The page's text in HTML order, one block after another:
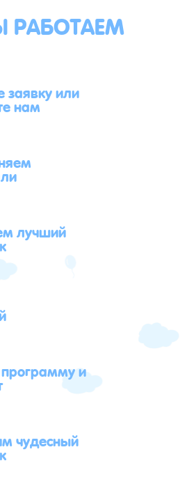
заявку или
нам
лучший
и
чудесный